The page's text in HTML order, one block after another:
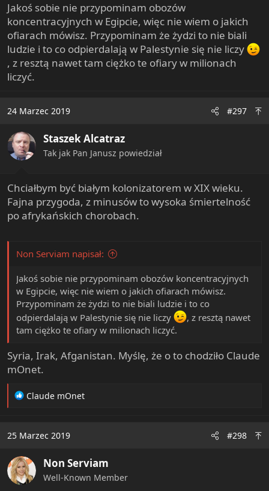
Jakoś sobie nie przypominam obozów
koncentracyjnych w Egipcie, więc nie wiem o jakich
ofiarach mówisz. Przypominam że żydzi to nie biali
ludzie i to co odpierdalają w Palestynie się nie liczy
, z resztą nawet tam ciężko te ofiary w milionach
liczyć.
24 Marzec 2019 #297
Staszek Alcatraz
Tak jak Pan Janusz powiedział
Chciałbym być białym kolonizatorem w XIX wieku.
Fajna przygoda, z minusów to wysoka śmiertelność
po afrykańskich chorobach.
Non Serviam napisał:
Jakoś sobie nie przypominam obozów koncentracyjnych
w Egipcie, więc nie wiem o jakich ofiarach mówisz.
Przypominam że żydzi to nie biali ludzie i to co
odpierdalają w Palestynie się nie liczy
, z resztą nawet
tam ciężko te ofiary w milionach liczyć.
Syria, Irak, Afganistan. Myślę, że o to chodziło Claude
mOnet.
R
t
o
n
s
Claude mOnet
25 Marzec 2019 #298
Non Serviam
Well-Known Member